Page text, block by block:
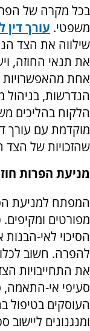
בכל מקרה של
משפטי. עורך דין
שילווה את הצד
את תנאי החוזה,
אחת מהאפשרויות
הנדרשות, בניהול
הלקוח בהליכים
מוקדמת עם עורך
שהזכויות של הצד
מניעת הפרות
המפתח למניעת
מפורטים
הסיכוי לאי-הבנות
להפרה. חשוב
את התחייבויות
סעיפי אי-התאמה,
העוסקים בטיפול
ומנגנונים ליישוב